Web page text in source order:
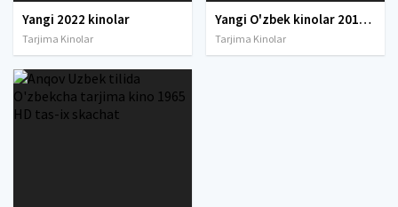
Yangi 2022 kinolar
Tarjima Kinolar
Yangi O'zbek kinolar 2010-2011-2012-2013-2014-2015-2016-2017-2018-2019-2020-2021-2022-2023-2024-2025 O'zbek tilida Uzbek tarjima Full HD
Tarjima Kinolar